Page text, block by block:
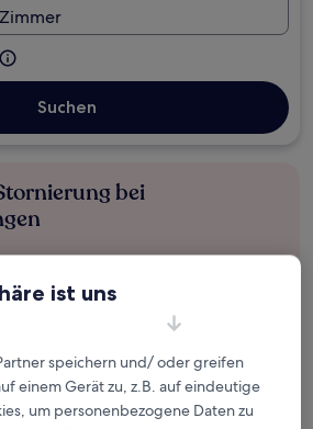
Suchen
bei
Übernachtung
Preisen für Mitglieder
ist uns
speichern und/ oder greifen
einem Gerät zu, z.B. auf eindeutige
um personenbezogene Daten zu